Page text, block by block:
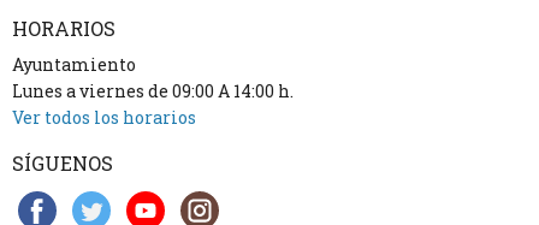
HORARIOS
Ayuntamiento
Lunes a viernes de 09:00 A 14:00 h.
Ver todos los horarios
SÍGUENOS